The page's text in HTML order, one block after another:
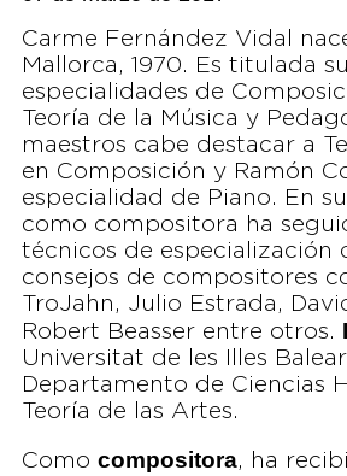
Carme Fernández Vidal
Mallorca, 1970. Es titulada
especialidades de
Teoría de la Música y
maestros cabe destacar a
en Composición y Ramón
especialidad de Piano. En
como compositora ha
técnicos de especialización
consejos de compositores
TroJahn, Julio Estrada,
Robert Beasser entre otros.
Universitat de les Illes
Departamento de Ciencias
Teoría de las Artes.
Como compositora, ha